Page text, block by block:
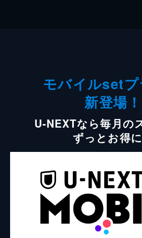
モバイルset
新登場！
U-NEXTなら毎月の
ずっとお得に